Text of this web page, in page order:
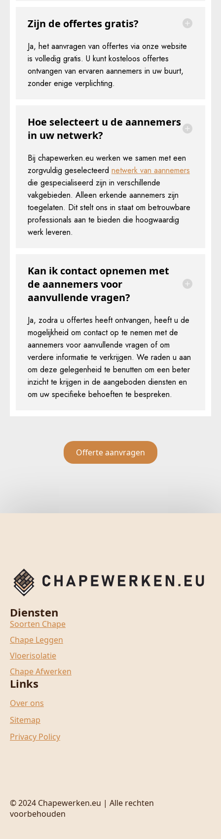
Zijn de offertes gratis?
Ja, het aanvragen van offertes via onze website
is volledig gratis. U kunt kosteloos offertes
ontvangen van ervaren aannemers in uw buurt,
zonder enige verplichting.
Hoe selecteert u de aannemers
in uw netwerk?
Bij chapewerken.eu werken we samen met een
zorgvuldig geselecteerd netwerk van aannemers
die gespecialiseerd zijn in verschillende
vakgebieden. Alleen erkende aannemers zijn
toegelaten. Dit stelt ons in staat om betrouwbare
professionals aan te bieden die hoogwaardig
werk leveren.
Kan ik contact opnemen met
de aannemers voor
aanvullende vragen?
Ja, zodra u offertes heeft ontvangen, heeft u de
mogelijkheid om contact op te nemen met de
aannemers voor aanvullende vragen of om
verdere informatie te verkrijgen. We raden u aan
om deze gelegenheid te benutten om een beter
inzicht te krijgen in de aangeboden diensten en
om uw specifieke behoeften te bespreken.
Offerte aanvragen
Diensten
Soorten Chape
Chape Leggen
Vloerisolatie
Chape Afwerken
Links
Over ons
Sitemap
Privacy Policy
© 2024 Chapewerken.eu | Alle rechten
voorbehouden